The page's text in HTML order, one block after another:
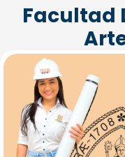
Facultad